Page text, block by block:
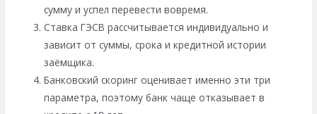
сумму и успел перевести вовремя.
Ставка ГЭСВ рассчитывается индивидуально и
зависит от суммы, срока и кредитной истории
заёмщика.
Банковский скоринг оценивает именно эти три
параметра, поэтому банк чаще отказывает в